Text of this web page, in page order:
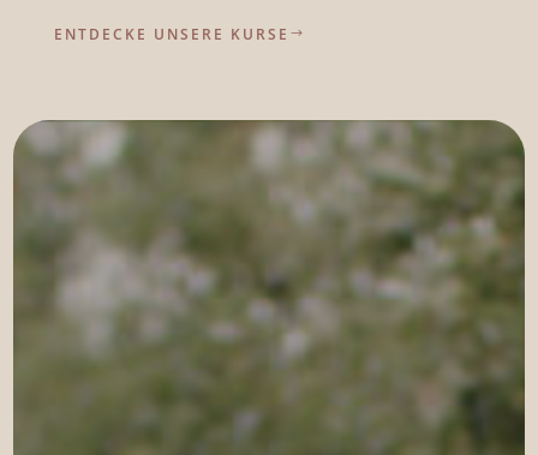
ENTDECKE UNSERE KURSE $